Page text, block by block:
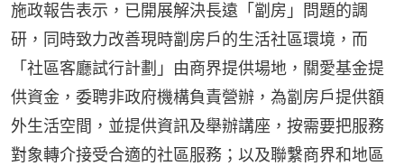
施政報告表示，已開展解決長遠「劏房」問題的調
研，同時致力改善現時劏房戶的生活社區環境，而
「社區客廳試行計劃」由商界提供場地，關愛基金提
供資金，委聘非政府機構負責營辦，為劏房戶提供額
外生活空間，並提供資訊及舉辦講座，按需要把服務
對象轉介接受合適的社區服務；以及聯繫商界和地區